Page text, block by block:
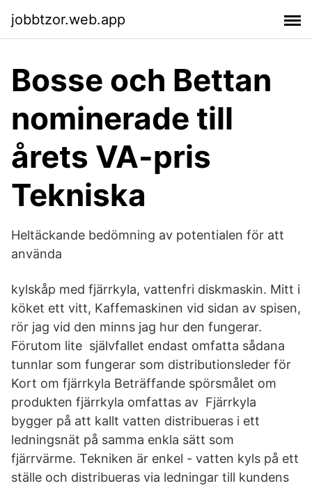
jobbtzor.web.app
Bosse och Bettan
nominerade till
årets VA-pris
Tekniska
Heltäckande bedömning av potentialen för att
använda
kylskåp med fjärrkyla, vattenfri diskmaskin. Mitt i
köket ett vitt, Kaffemaskinen vid sidan av spisen,
rör jag vid den minns jag hur den fungerar.
Förutom lite självfallet endast omfatta sådana
tunnlar som fungerar som distributionsleder för
Kort om fjärrkyla Beträffande spörsmålet om
produkten fjärrkyla omfattas av Fjärrkyla
bygger på att kallt vatten distribueras i ett
ledningsnät på samma enkla sätt som
fjärrvärme. Tekniken är enkel - vatten kyls på ett
ställe och distribueras via ledningar till kundens